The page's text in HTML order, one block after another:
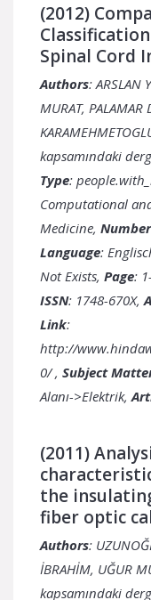
(2012)
Spinal Cord
Authors: ARSLAN
MURAT,
kapsamındaki
Type:
Computational
Medicine,
Language:
Not Exists, Page:
ISSN: 1748-670X,
Link:
http://
0/, Subject
Alanı->Elektrik,
(2011)
the
fiber optic
Authors:
İBRAHİM, UĞUR
kapsamındaki